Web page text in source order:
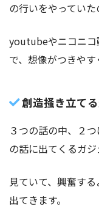
の行いをやっていた
youtubeやニコニコ
で、想像がつきやす
創造掻き立て
３つの話の中、２
の話に出てくるガジ
見ていて、興奮す
出てきます。